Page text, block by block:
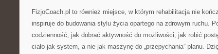
FizjoCoach.pl to również miejsce, w którym rehabilitacja nie
inspiruje do budowania stylu życia opartego na zdrowym ruchu.
codzienność, jak dobrać aktywność do możliwości, jak robić
ciało jak system, a nie jak maszynę do „przepychania” planu.